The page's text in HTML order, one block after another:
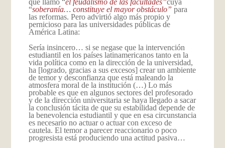
que llamó “el feudalismo de las facultades”cuya
“soberanía… constituye el mayor obstáculo” para
las reformas. Pero advirtió algo más propio y
pernicioso para las universidades públicas de
América Latina:
Sería insincero… si se negase que la intervención
estudiantil en los países latinamericanos tanto en la
vida política como en la dirección de la universidad,
ha [logrado, gracias a sus excesos] crear un ambiente
de temor y desconfianza que está maleando la
atmosfera moral de la institución (…) Lo más
probable es que en algunos sectores del profesorado
y de la dirección universitaria se haya llegado a sacar
la conclusión tácita de que su estabilidad depende de
la benevolencia estudiantil y que en esa circunstancia
es necesario no actuar o actuar con exceso de
cautela. El temor a parecer reaccionario o poco
progresista está produciendo una actitud pasiva…